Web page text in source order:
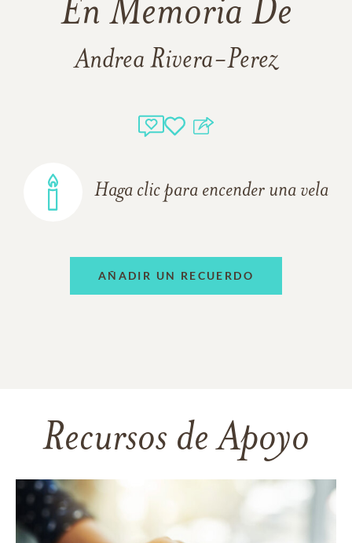
En Memoria De
Andrea Rivera-Perez
Haga clic para encender una vela
AÑADIR UN RECUERDO
Recursos de Apoyo